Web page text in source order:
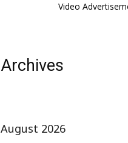
Video
Archives
August 2026